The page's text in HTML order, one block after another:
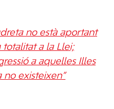
no està aportant
totalitat a la Llei;
a aquelles Illes
no existeixen”